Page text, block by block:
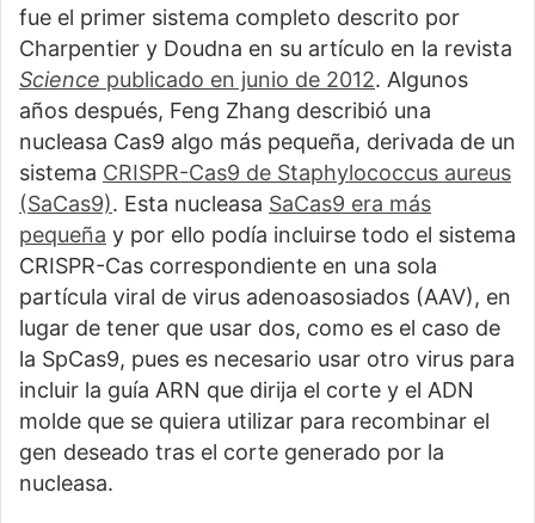
fue el primer sistema completo descrito por
Charpentier y Doudna en su artículo en la revista
Science publicado en junio de 2012. Algunos
años después, Feng Zhang describió una
nucleasa Cas9 algo más pequeña, derivada de un
sistema CRISPR-Cas9 de Staphylococcus aureus
(SaCas9). Esta nucleasa SaCas9 era más
pequeña y por ello podía incluirse todo el sistema
CRISPR-Cas correspondiente en una sola
partícula viral de virus adenoasosiados (AAV), en
lugar de tener que usar dos, como es el caso de
la SpCas9, pues es necesario usar otro virus para
incluir la guía ARN que dirija el corte y el ADN
molde que se quiera utilizar para recombinar el
gen deseado tras el corte generado por la
nucleasa.